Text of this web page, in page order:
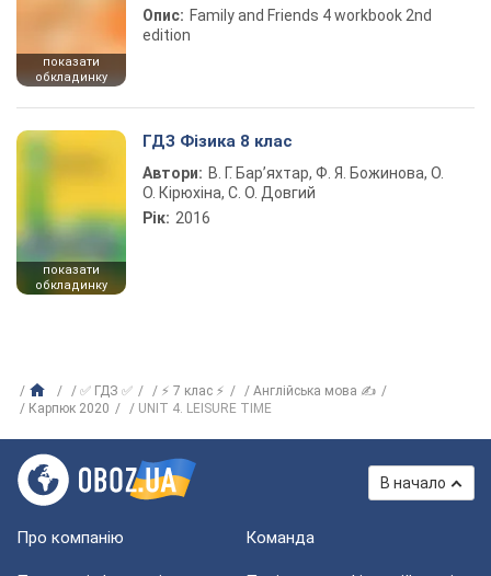
показати
обкладинку
Опис: Family and Friends 4 workbook 2nd
edition
показати
обкладинку
ГДЗ Фізика 8 клас
Автори: В. Г. Бар’яхтар, Ф. Я. Божинова, О.
О. Кірюхіна, С. О. Довгий
Рік: 2016
✅ ГДЗ ✅ ⚡ 7 клас ⚡
Англійська мова ✍
Карпюк 2020
UNIT 4. LEISURE TIME
В начало
Про компанію Команда